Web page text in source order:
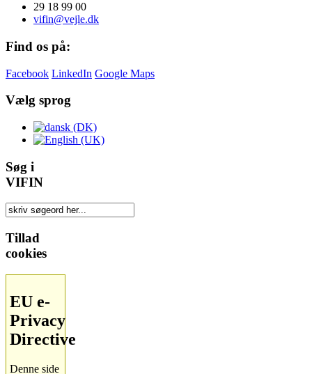
29 18 99 00
vifin@vejle.dk
Find os på:
Facebook LinkedIn Google Maps
Vælg sprog
Søg i
VIFIN
Tillad
cookies
EU e-
Privacy
Directive
Denne side